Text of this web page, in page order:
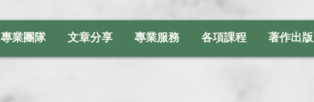
專業團隊 文章分享 專業服務 各項課程 著作出版